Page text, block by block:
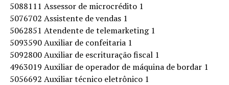
5088111 Assessor de microcrédito 1
5076702 Assistente de vendas 1
5062851 Atendente de telemarketing 1
5093590 Auxiliar de confeitaria 1
5092800 Auxiliar de escrituração fiscal 1
4963019 Auxiliar de operador de máquina de bordar 1
5056692 Auxiliar técnico eletrônico 1